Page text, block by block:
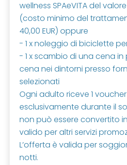
wellness SPAeVITA del valore
(costo minimo del
40,00 EUR) oppure
- 1 x noleggio di biciclette
- 1 x scambio di una cena
cena nei dintorni presso
selezionati
Ogni adulto riceve 1
esclusivamente durante il
non può essere convertito
valido per altri servizi
L’offerta è valida per
notti.